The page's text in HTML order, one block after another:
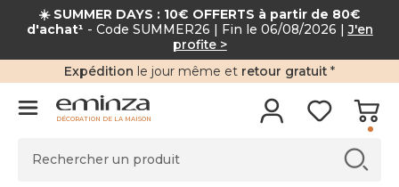
☀️ SUMMER DAYS : 10€ OFFERTS à partir de 80€
d'achat¹ - Code SUMMER26 | Fin le 06/08/2026 |J'en
profite >
Expédition le jour même et retour gratuit *
DÉCORATION DE LA MAISON